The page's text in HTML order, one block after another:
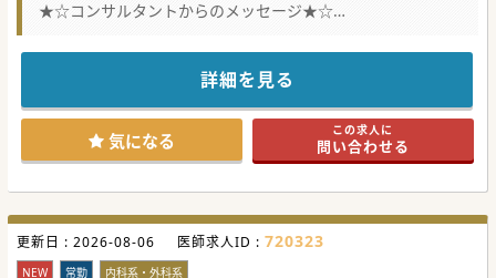
★☆コンサルタントからのメッセージ★☆
半世紀以上に渡って、地域に密着した医療を提供してきまし
ドクターが働きやすい環境作りに力を入れており、当直や休
日の対応がありません。
患者様の来院が多い日中に、医師が診療に専念できるような
体制が整えられています。
JR中央線の快特のご利用で、都内からも通いやすく、実際に
都内から通勤されている先生もいらっしゃいます。
原則週4.5日勤務となりますが、週3～4日勤務の相談も可能
です。また、子育て中の先生には短時間勤務も相談可能にな
医師体制は、常勤医師6名、非常勤医師2名です。
#秋入職可
詳細を見る
気になる この求人に
問い合わせる
更新日 : 2026-08-06 医師求人ID : 720323
NEW 常勤 内科系・外科系